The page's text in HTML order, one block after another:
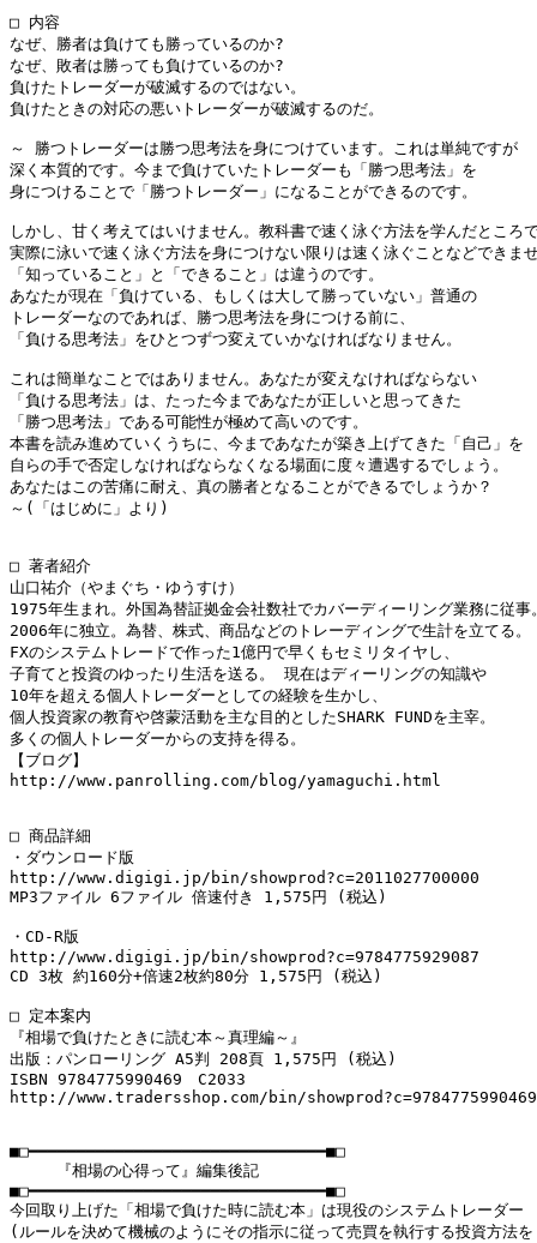
□ 内容
なぜ、勝者は負けても勝っているのか?
なぜ、敗者は勝っても負けているのか?
負けたトレーダーが破滅するのではない。
負けたときの対応の悪いトレーダーが破滅するのだ。
～ 勝つトレーダーは勝つ思考法を身につけています。これは単純ですが
深く本質的です。今まで負けていたトレーダーも「勝つ思考法」を
身につけることで「勝つトレーダー」になることができるのです。
しかし、甘く考えてはいけません。教科書で速く泳ぐ方法を学んだところ
実際に泳いで速く泳ぐ方法を身につけない限りは速く泳ぐことなどできま
「知っていること」と「できること」は違うのです。
あなたが現在「負けている、もしくは大して勝っていない」普通の
トレーダーなのであれば、勝つ思考法を身につける前に、
「負ける思考法」をひとつずつ変えていかなければなりません。
これは簡単なことではありません。あなたが変えなければならない
「負ける思考法」は、たった今まであなたが正しいと思ってきた
「勝つ思考法」である可能性が極めて高いのです。
本書を読み進めていくうちに、今まであなたが築き上げてきた「自己」を
自らの手で否定しなければならなくなる場面に度々遭遇するでしょう。
あなたはこの苦痛に耐え、真の勝者となることができるでしょうか？
～(「はじめに」より)
□ 著者紹介
山口祐介（やまぐち・ゆうすけ）
1975年生まれ。外国為替証拠金会社数社でカバーディーリング業務に従事
2006年に独立。為替、株式、商品などのトレーディングで生計を立てる。
FXのシステムトレードで作った1億円で早くもセミリタイヤし、
子育てと投資のゆったり生活を送る。 現在はディーリングの知識や
10年を超える個人トレーダーとしての経験を生かし、
個人投資家の教育や啓蒙活動を主な目的としたSHARK FUNDを主宰。
多くの個人トレーダーからの支持を得る。
【ブログ】
http://www.panrolling.com/blog/yamaguchi.html
□ 商品詳細
・ダウンロード版
http://www.digigi.jp/bin/showprod?c=2011027700000
MP3ファイル 6ファイル 倍速付き 1,575円 (税込)
・CD-R版
http://www.digigi.jp/bin/showprod?c=9784775929087
CD 3枚 約160分+倍速2枚約80分 1,575円 (税込)
□ 定本案内
『相場で負けたときに読む本～真理編～』
出版：パンローリング A5判 208頁 1,575円 (税込)
ISBN 9784775990469　C2033
http://www.tradersshop.com/bin/showprod?c=9784775990469
■□━━━━━━━━━━━━━━━━━━━━━━━━━━━━━━━■□
『相場の心得って』編集後記
■□━━━━━━━━━━━━━━━━━━━━━━━━━━━━━━━■□
今回取り上げた「相場で負けた時に読む本」は現役のシステムトレーダー
(ルールを決めて機械のようにその指示に従って売買を執行する投資方法を